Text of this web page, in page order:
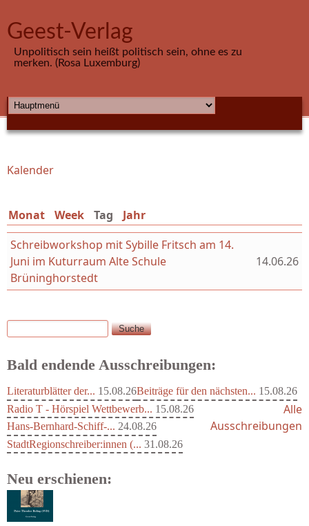
Geest-Verlag
Unpolitisch sein heißt politisch sein, ohne es zu
merken. (Rosa Luxemburg)
HAUPTMENÜ
Sie sind hier
Kalender
Monat Week Tag (aktiver Reiter)
Jahr
Schreibworkshop mit Sybille Fritsch am 14.
Juni im Kuturraum Alte Schule
Brüninghorstedt
14.06.26
Suchformular
Suche
Bald endende Ausschreibungen:
Literaturblätter der... 15.08.26Beiträge für den nächsten... 15.08.26
Radio T - Hörspiel Wettbewerb... 15.08.26
Hans-Bernhard-Schiff-... 24.08.26
StadtRegionschreiber:innen (... 31.08.26
Alle
Ausschreibungen
Neu erschienen: